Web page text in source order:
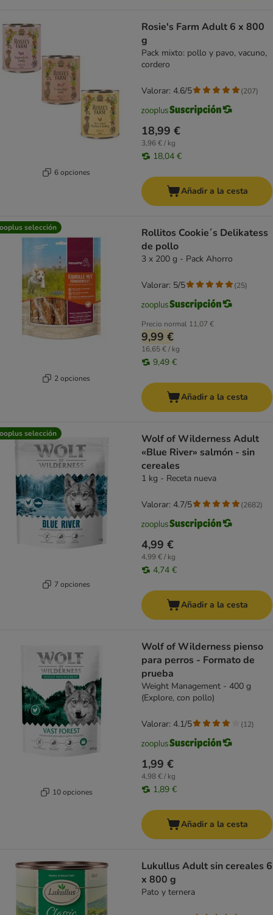
6 opciones
Rosie's Farm Adult 6 x 800
g
Pack mixto: pollo y pavo, vacuno,
cordero
18,99 €
3,96 € / kg
18,04 €
Valorar: 4.6/5 (207)
Añadir a la cesta
selección
2 opciones
Rollitos Cookie´s Delikatess
de pollo
3 x 200 g - Pack Ahorro
Precio normal 11,07 €
9,99 €
16,65 € / kg
9,49 €
Valorar: 5/5 (25)
Añadir a la cesta
selección
7 opciones
Wolf of Wilderness Adult
«Blue River» salmón - sin
cereales
1 kg - Receta nueva
4,99 €
4,99 € / kg
4,74 €
Valorar: 4.7/5 (2682)
Añadir a la cesta
10 opciones
Wolf of Wilderness pienso
para perros - Formato de
prueba
Weight Management - 400 g
(Explore, con pollo)
1,99 €
4,98 € / kg
1,89 €
Valorar: 4.1/5 (12)
Añadir a la cesta
Lukullus Adult sin cereales 6
x 800 g
Pato y ternera